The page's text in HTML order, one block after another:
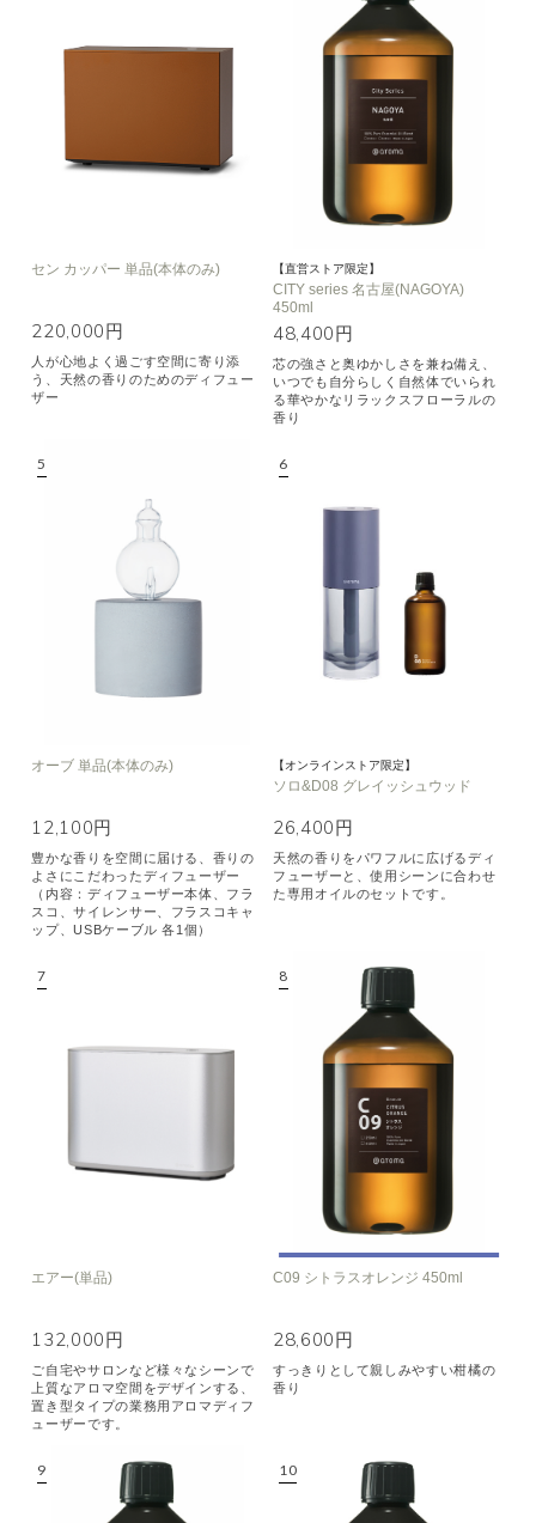
セン カッパー 単品(本体のみ)
220,000円
人が心地よく過ごす空間に寄り添
う、天然の香りのためのディフュー
ザー
【直営ストア限定】
CITY series 名古屋(NAGOYA)
450ml
48,400円
芯の強さと奥ゆかしさを兼ね備え、
いつでも自分らしく自然体でいられ
る華やかなリラックスフローラルの
香り
オーブ 単品(本体のみ)
12,100円
豊かな香りを空間に届ける、香りの
よさにこだわったディフューザー
（内容：ディフューザー本体、フラ
スコ、サイレンサー、フラスコキャ
ップ、USBケーブル 各1個）
【オンラインストア限定】
ソロ&D08 グレイッシュウッド
26,400円
天然の香りをパワフルに広げるディ
フューザーと、使用シーンに合わせ
た専用オイルのセットです。
エアー(単品)
132,000円
ご自宅やサロンなど様々なシーンで
上質なアロマ空間をデザインする、
置き型タイプの業務用アロマディフ
ューザーです。
C09 シトラスオレンジ 450ml
28,600円
すっきりとして親しみやすい柑橘の
香り